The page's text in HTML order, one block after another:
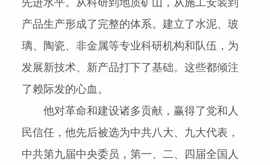
产品生产形成了完整的体系。建立了水泥、玻
璃、陶瓷、非金属等专业科研机构和队伍，为
发展新技术、新产品打下了基础。这些都倾注
了赖际发的心血。
他对革命和建设诸多贡献，赢得了党和人
民信任，他先后被选为中共八大、九大代表，
中共第九届中央委员，第一、二、四届全国人